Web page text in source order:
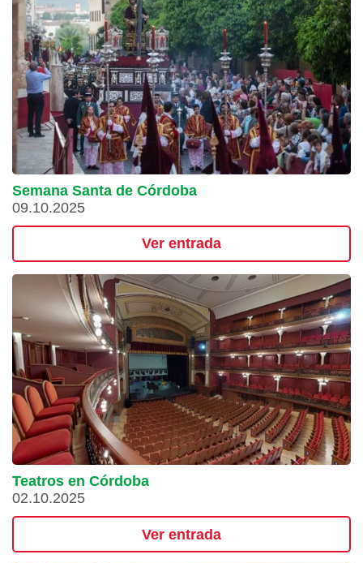
Semana Santa de Córdoba
09.10.2025
Ver entrada
Teatros en Córdoba
02.10.2025
Ver entrada